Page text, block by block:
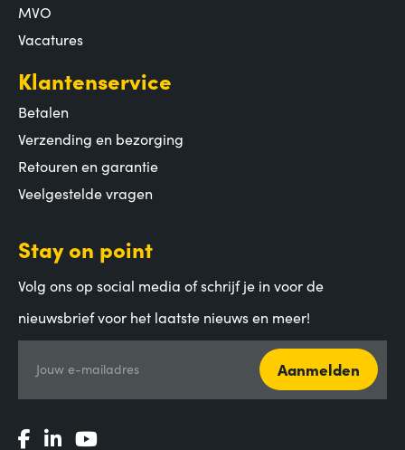
MVO
Vacatures
Klantenservice
Betalen
Verzending en bezorging
Retouren en garantie
Veelgestelde vragen
Stay on point
Volg ons op social media of schrijf je in voor de
nieuwsbrief voor het laatste nieuws en meer!
Jouw e-mailadres Aanmelden